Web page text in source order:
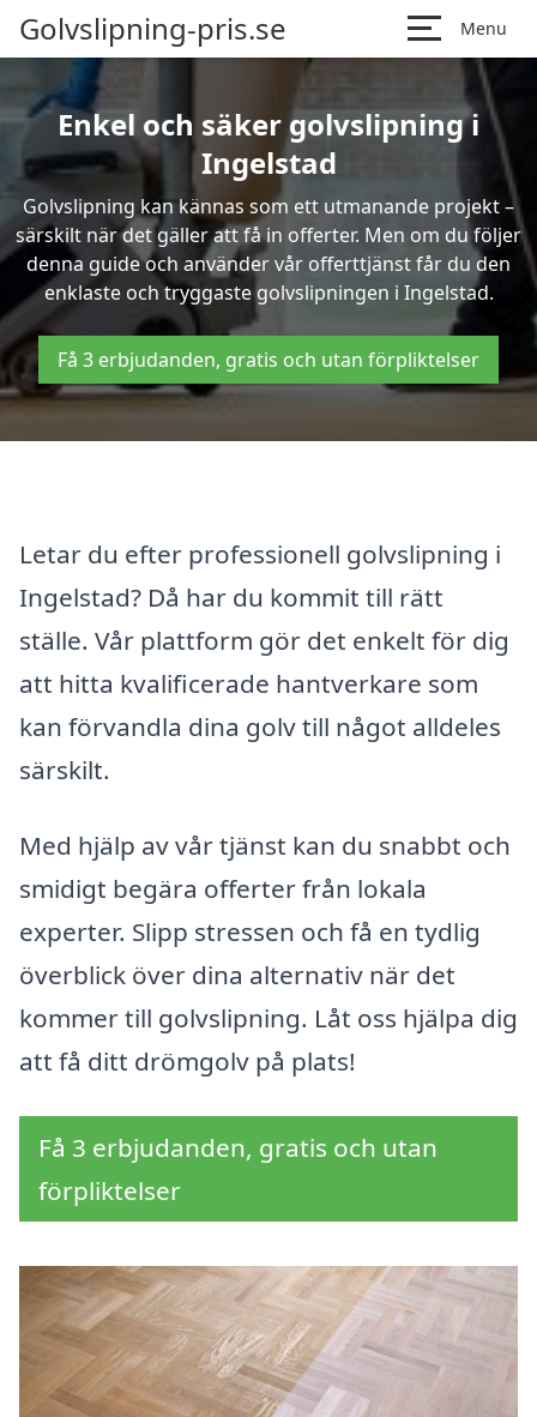
Golvslipning-pris.se Menu
Enkel och säker golvslipning i
Ingelstad
Golvslipning kan kännas som ett utmanande projekt –
särskilt när det gäller att få in offerter. Men om du följer
denna guide och använder vår offerttjänst får du den
enklaste och tryggaste golvslipningen i Ingelstad.
Få 3 erbjudanden, gratis och utan förpliktelser
Letar du efter professionell golvslipning i
Ingelstad? Då har du kommit till rätt
ställe. Vår plattform gör det enkelt för dig
att hitta kvalificerade hantverkare som
kan förvandla dina golv till något alldeles
särskilt.
Med hjälp av vår tjänst kan du snabbt och
smidigt begära offerter från lokala
experter. Slipp stressen och få en tydlig
överblick över dina alternativ när det
kommer till golvslipning. Låt oss hjälpa dig
att få ditt drömgolv på plats!
Få 3 erbjudanden, gratis och utan
förpliktelser